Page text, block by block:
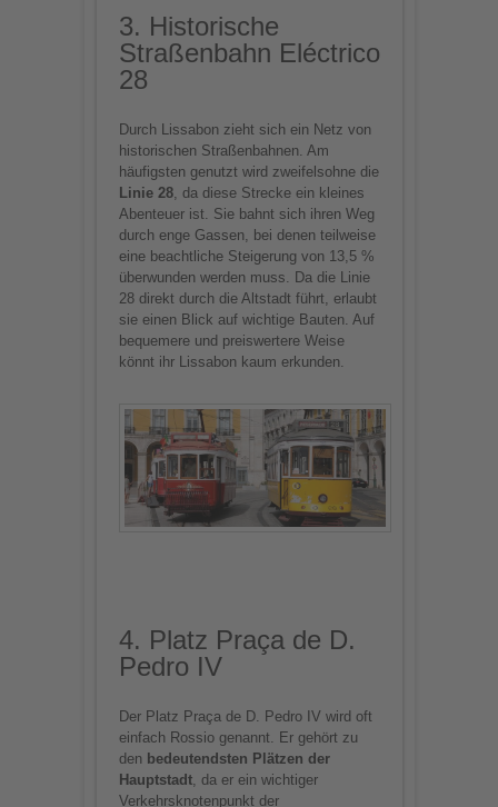
3. Historische
Straßenbahn Eléctrico
28
Durch Lissabon zieht sich ein Netz von
historischen Straßenbahnen. Am
häufigsten genutzt wird zweifelsohne die
Linie 28, da diese Strecke ein kleines
Abenteuer ist. Sie bahnt sich ihren Weg
durch enge Gassen, bei denen teilweise
eine beachtliche Steigerung von 13,5 %
überwunden werden muss. Da die Linie
28 direkt durch die Altstadt führt, erlaubt
sie einen Blick auf wichtige Bauten. Auf
bequemere und preiswertere Weise
könnt ihr Lissabon kaum erkunden.
4. Platz Praça de D.
Pedro IV
Der Platz Praça de D. Pedro IV wird oft
einfach Rossio genannt. Er gehört zu
den bedeutendsten Plätzen der
Hauptstadt, da er ein wichtiger
Verkehrsknotenpunkt der